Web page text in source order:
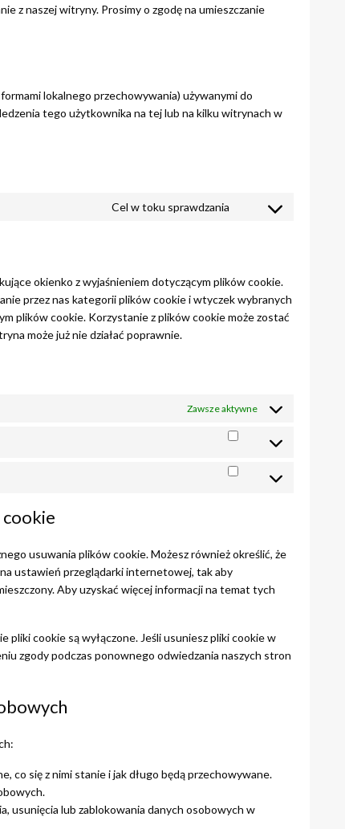
z naszej witryny. Prosimy o zgodę na umieszczanie
lokalnego przechowywania) używanymi do
tego użytkownika na tej lub na kilku witrynach w
Cel w toku sprawdzania
Consent
różne
okienko z wyjaśnieniem dotyczącym plików cookie.
przez nas kategorii plików cookie i wtyczek wybranych
plików cookie. Korzystanie z plików cookie może zostać
może już nie działać poprawnie.
Zawsze aktywne
Statystyka
Marketing
cookie
usuwania plików cookie. Możesz również określić, że
ustawień przeglądarki internetowej, tak aby
Aby uzyskać więcej informacji na temat tych
pliki cookie są wyłączone. Jeśli usuniesz pliki cookie w
zgody podczas ponownego odwiedzania naszych stron
co się z nimi stanie i jak długo będą przechowywane.
usunięcia lub zablokowania danych osobowych w